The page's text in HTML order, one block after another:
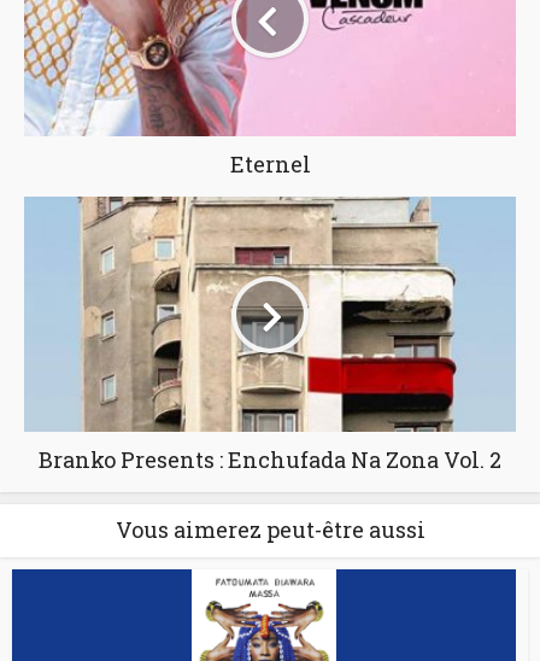
Eternel
Branko Presents : Enchufada Na Zona Vol. 2
Vous aimerez peut-être aussi